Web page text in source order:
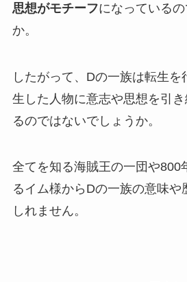
思想がモチーフになっている
か。
したがって、Dの一族は転生
生した人物に意志や思想を引
るのではないでしょうか。
全てを知る海賊王の一団や800
るイム様からDの一族の意味や
しれません。